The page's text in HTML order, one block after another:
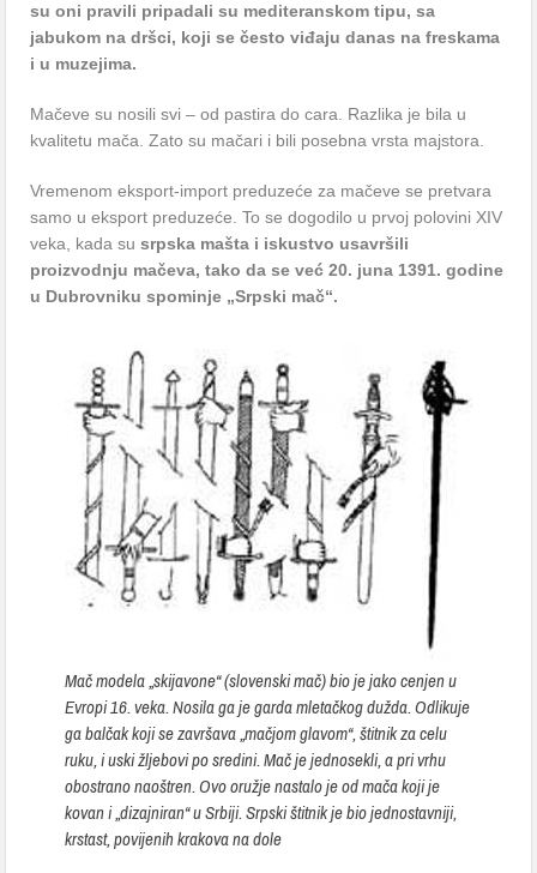
su oni pravili pripadali su mediteranskom tipu, sa
jabukom na dršci, koji se često viđaju danas na freskama
i u muzejima.
Mačeve su nosili svi – od pastira do cara. Razlika je bila u
kvalitetu mača. Zato su mačari i bili posebna vrsta majstora.
Vremenom eksport-import preduzeće za mačeve se pretvara
samo u eksport preduzeće. To se dogodilo u prvoj polovini XIV
veka, kada susrpska mašta i iskustvo usavršili
proizvodnju mačeva, tako da se već 20. juna 1391. godine
u Dubrovniku spominje „Srpski mač“.
Mač modela „skijavone“ (slovenski mač) bio je jako cenjen u
Evropi 16. veka. Nosila ga je garda mletačkog dužda. Odlikuje
ga balčak koji se završava „mačjom glavom“, štitnik za celu
ruku, i uski žljebovi po sredini. Mač je jednosekli, a pri vrhu
obostrano naoštren. Ovo oružje nastalo je od mača koji je
kovan i „dizajniran“ u Srbiji. Srpski štitnik je bio jednostavniji,
krstast, povijenih krakova na dole